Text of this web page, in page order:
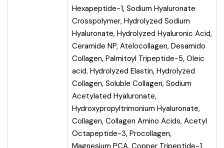
Hexapeptide-1, Sodium Hyaluronate
Crosspolymer, Hydrolyzed Sodium
Hyaluronate, Hydrolyzed Hyaluronic Acid,
Ceramide NP, Atelocollagen, Desamido
Collagen, Palmitoyl Tripeptide-5, Oleic
acid, Hydrolyzed Elastin, Hydrolyzed
Collagen, Soluble Collagen, Sodium
Acetylated Hyaluronate,
Hydroxypropyltrimonium Hyaluronate,
Collagen, Collagen Amino Acids, Acetyl
Octapeptide-3, Procollagen,
Magnesium PCA, Copper Tripeptide-1,